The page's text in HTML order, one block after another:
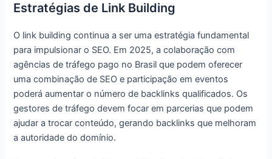
Estratégias de Link Building
O link building continua a ser uma estratégia fundamental
para impulsionar o SEO. Em 2025, a colaboração com
agências de tráfego pago no Brasil que podem oferecer
uma combinação de SEO e participação em eventos
poderá aumentar o número de backlinks qualificados. Os
gestores de tráfego devem focar em parcerias que podem
ajudar a trocar conteúdo, gerando backlinks que melhoram
a autoridade do domínio.